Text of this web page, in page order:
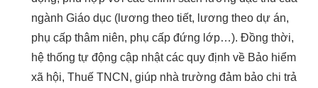
ngành Giáo dục (lương theo tiết, lương theo dự án,
phụ cấp thâm niên, phụ cấp đứng lớp…). Đồng thời,
hệ thống tự động cập nhật các quy định về Bảo hiểm
xã hội, Thuế TNCN, giúp nhà trường đảm bảo chi trả